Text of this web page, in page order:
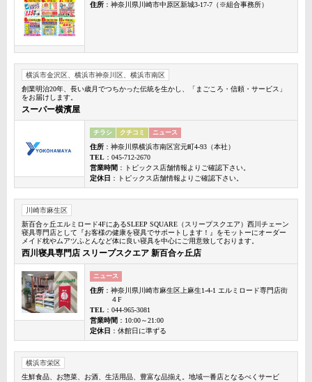
住所 ：神奈川県川崎市中原区新城3-17-7（※組合事務所）
横浜市金沢区、横浜市神奈川区、横浜市南区
創業明治20年、長い歳月でつちかった伝統を生かし、「まごころ・信頼・サービス」
をお届けします。
スーパー横濱屋
チラシ クチコミ ニュース
住所 ：神奈川県横浜市南区宮元町4-93（本社）
TEL ：045-712-2670
営業時間 ：トピックス店舗情報よりご確認下さい。
定休日 ：トピックス店舗情報よりご確認下さい。
川崎市麻生区
新百合ヶ丘エルミロード4FにあるSLEEP SQUARE（スリープスクエア）西川チェーン
寝具専門店として『お客様の健康を寝具でサポートします！』をモットーにオーダー
メイド枕やムアツふとんなど体に良い寝具を中心にご用意致しております。
西川寝具専門店 スリープスクエア 新百合ヶ丘店
ニュース
住所 ：神奈川県川崎市麻生区上麻生1-4-1 エルミロード専門店街
４F
TEL ：044-965-3081
営業時間 ：10:00～21:00
定休日 ：休館日に準ずる
横浜市栄区
生鮮食品、お惣菜、お酒、生活用品、豊富な品揃え。地域一番店となるべくサービ